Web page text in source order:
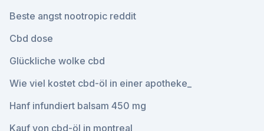
Beste angst nootropic reddit
Cbd dose
Glückliche wolke cbd
Wie viel kostet cbd-öl in einer apotheke_
Hanf infundiert balsam 450 mg
Kauf von cbd-öl in montreal